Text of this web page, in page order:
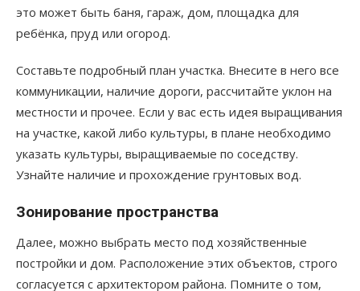
это может быть баня, гараж, дом, площадка для
ребёнка, пруд или огород.
Составьте подробный план участка. Внесите в него все
коммуникации, наличие дороги, рассчитайте уклон на
местности и прочее. Если у вас есть идея выращивания
на участке, какой либо культуры, в плане необходимо
указать культуры, выращиваемые по соседству.
Узнайте наличие и прохождение грунтовых вод.
Зонирование пространства
Далее, можно выбрать место под хозяйственные
постройки и дом. Расположение этих объектов, строго
согласуется с архитектором района. Помните о том,